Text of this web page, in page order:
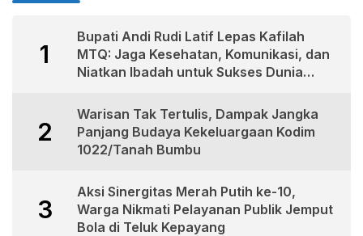
1
Bupati Andi Rudi Latif Lepas Kafilah
MTQ: Jaga Kesehatan, Komunikasi, dan
Niatkan Ibadah untuk Sukses Dunia
2
Warisan Tak Tertulis, Dampak Jangka
Panjang Budaya Kekeluargaan Kodim
1022/Tanah Bumbu
3
Aksi Sinergitas Merah Putih ke-10,
Warga Nikmati Pelayanan Publik Jemput
Bola di Teluk Kepayang